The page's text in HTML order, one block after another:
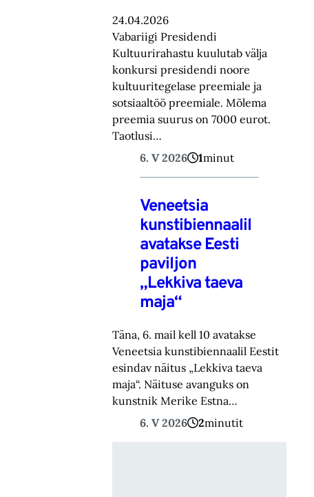
24.04.2026
Vabariigi Presidendi
Kultuurirahastu kuulutab välja
konkursi presidendi noore
kultuuritegelase preemiale ja
sotsiaaltöö preemiale. Mõlema
preemia suurus on 7000 eurot.
Taotlusi…
6. V 2026
1minut
Veneetsia
kunstibiennaalil
avatakse Eesti
paviljon
„Lekkiva taeva
maja“
Täna, 6. mail kell 10 avatakse
Veneetsia kunstibiennaalil Eestit
esindav näitus „Lekkiva taeva
maja“. Näituse avanguks on
kunstnik Merike Estna…
6. V 2026
2minutit